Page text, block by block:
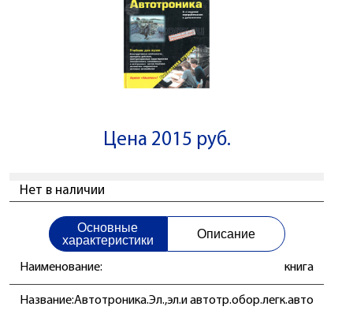
Цена 2015 руб.
Нет в наличии
Основные
характеристики
Описание
Наименование: книга
Название:Автотроника.Эл.,эл.и автотр.обор.легк.авто